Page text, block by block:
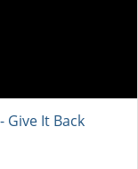
Give It Back